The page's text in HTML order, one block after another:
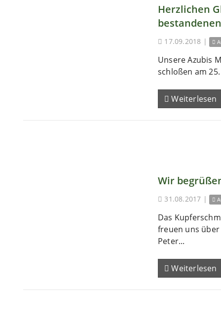
Herzlichen
17.09.2018 |
Unsere Azubis
schloßen am
Weiterlesen
Wir
31.08.2017 |
Das
freuen uns
Peter...
Weiterlesen